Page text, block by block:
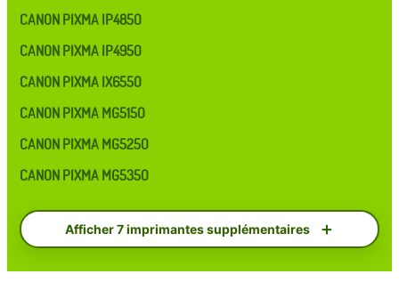
CANON PIXMA IP4850
CANON PIXMA IP4950
CANON PIXMA IX6550
CANON PIXMA MG5150
CANON PIXMA MG5250
CANON PIXMA MG5350
Afficher 7 imprimantes supplémentaires